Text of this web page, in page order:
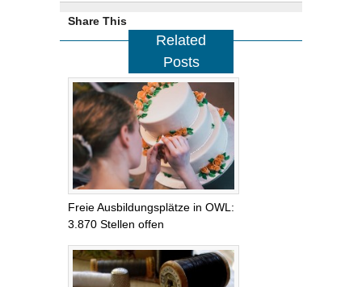
Share This
Related
Posts
Freie Ausbildungsplätze in OWL:
3.870 Stellen offen